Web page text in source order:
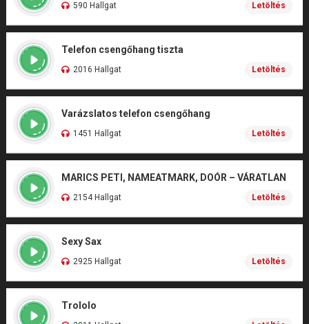
590 Hallgat Letöltés
Telefon csengőhang tiszta
2016 Hallgat Letöltés
Varázslatos telefon csengőhang
1451 Hallgat Letöltés
MARICS PETI, NAMEATMARK, DOÓR – VÁRATLAN
2154 Hallgat Letöltés
Sexy Sax
2925 Hallgat Letöltés
Trololo